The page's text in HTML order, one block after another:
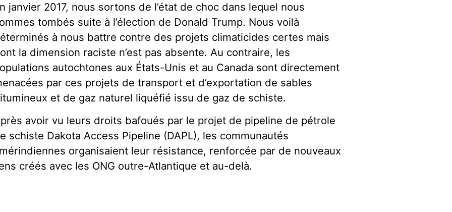
janvier 2017, nous sortons de l’état de choc dans lequel nous
tombés suite à l’élection de Donald Trump. Nous voilà
à nous battre contre des projets climaticides certes mais
la dimension raciste n’est pas absente. Au contraire, les
autochtones aux États-Unis et au Canada sont directement
par ces projets de transport et d’exportation de sables
et de gaz naturel liquéfié issu de gaz de schiste.
avoir vu leurs droits bafoués par le projet de pipeline de pétrole
schiste Dakota Access Pipeline (DAPL), les communautés
organisaient leur résistance, renforcée par de nouveaux
créés avec les ONG outre-Atlantique et au-delà.